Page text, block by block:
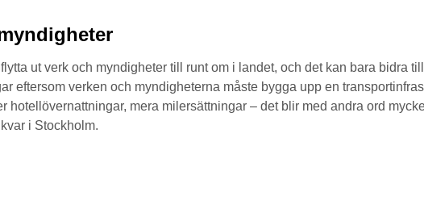
ut verk och myndigheter till runt om i landet, och det kan bara bidra
eftersom verken och myndigheterna måste bygga upp en
hotellövernattningar, mera milersättningar – det blir med andra ord
i Stockholm.